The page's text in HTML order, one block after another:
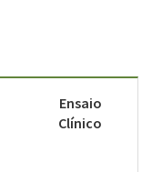
Ensaio
Clínico